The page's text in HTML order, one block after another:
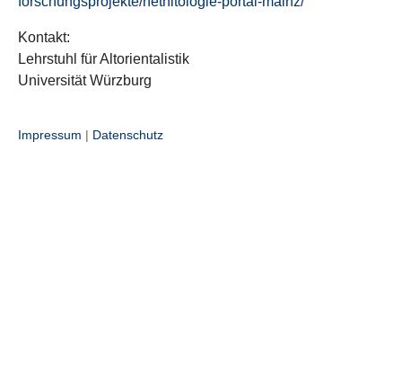
Kontakt:
Lehrstuhl für Altorientalistik
Universität Würzburg
Impressum | Datenschutz